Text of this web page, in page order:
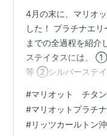
4月の末に、マリオ
した！ プラチナエ
までの全過程を紹介
ステイタスには、 ①
等 ②シルバーステイ
時までのレイトチェ
ス・・・16時までの
朝食無料 ⑤チタンス
#マリオット チタン
#マリオットプラチ
#リッツカールトン